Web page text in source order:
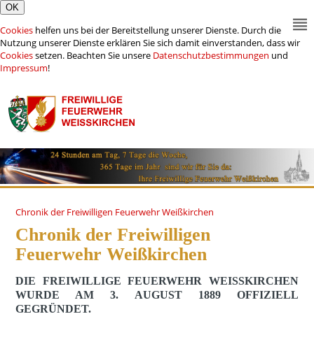
Cookies helfen uns bei der Bereitstellung unserer Dienste. Durch die
Nutzung unserer Dienste erklären Sie sich damit einverstanden, dass wir
Cookiessetzen. Beachten Sie unsere Datenschutzbestimmungen und
Impressum!
Chronik der Freiwilligen Feuerwehr Weißkirchen
Chronik der Freiwilligen
Feuerwehr Weißkirchen
DIE FREIWILLIGE FEUERWEHR WEISSKIRCHEN W
URDE AM 3. AUGUST 1889 OFFIZIELL G
EGRÜNDET.